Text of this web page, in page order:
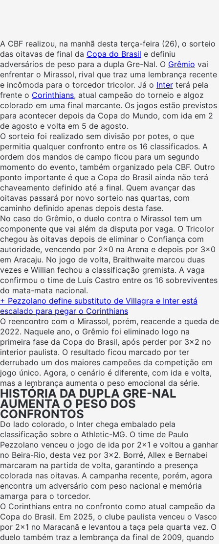
A CBF realizou, na manhã desta terça-feira (26), o sorteio
das oitavas de final da Copa do Brasil e definiu
adversários de peso para a dupla Gre-Nal. O Grêmio vai
enfrentar o Mirassol, rival que traz uma lembrança recente
e incômoda para o torcedor tricolor. Já o Inter terá pela
frente o Corinthians, atual campeão do torneio e algoz
colorado em uma final marcante. Os jogos estão previstos
para acontecer depois da Copa do Mundo, com ida em 2
de agosto e volta em 5 de agosto.
O sorteio foi realizado sem divisão por potes, o que
permitia qualquer confronto entre os 16 classificados. A
ordem dos mandos de campo ficou para um segundo
momento do evento, também organizado pela CBF. Outro
ponto importante é que a Copa do Brasil ainda não terá
chaveamento definido até a final. Quem avançar das
oitavas passará por novo sorteio nas quartas, com
caminho definido apenas depois desta fase.
No caso do Grêmio, o duelo contra o Mirassol tem um
componente que vai além da disputa por vaga. O Tricolor
chegou às oitavas depois de eliminar o Confiança com
autoridade, vencendo por 2×0 na Arena e depois por 3×0
em Aracaju. No jogo de volta, Braithwaite marcou duas
vezes e Willian fechou a classificação gremista. A vaga
confirmou o time de Luís Castro entre os 16 sobreviventes
do mata-mata nacional.
+ Pezzolano define substituto de Villagra e Inter está
escalado para pegar o Corinthians
O reencontro com o Mirassol, porém, reacende a queda de
2022. Naquele ano, o Grêmio foi eliminado logo na
primeira fase da Copa do Brasil, após perder por 3×2 no
interior paulista. O resultado ficou marcado por ter
derrubado um dos maiores campeões da competição em
jogo único. Agora, o cenário é diferente, com ida e volta,
mas a lembrança aumenta o peso emocional da série.
HISTÓRIA DA DUPLA GRE-NAL
AUMENTA O PESO DOS
CONFRONTOS
Do lado colorado, o Inter chega embalado pela
classificação sobre o Athletic-MG. O time de Paulo
Pezzolano venceu o jogo de ida por 2×1 e voltou a ganhar
no Beira-Rio, desta vez por 3×2. Borré, Allex e Bernabei
marcaram na partida de volta, garantindo a presença
colorada nas oitavas. A campanha recente, porém, agora
encontra um adversário com peso nacional e memória
amarga para o torcedor.
O Corinthians entra no confronto como atual campeão da
Copa do Brasil. Em 2025, o clube paulista venceu o Vasco
por 2×1 no Maracanã e levantou a taça pela quarta vez. O
duelo também traz a lembrança da final de 2009, quando